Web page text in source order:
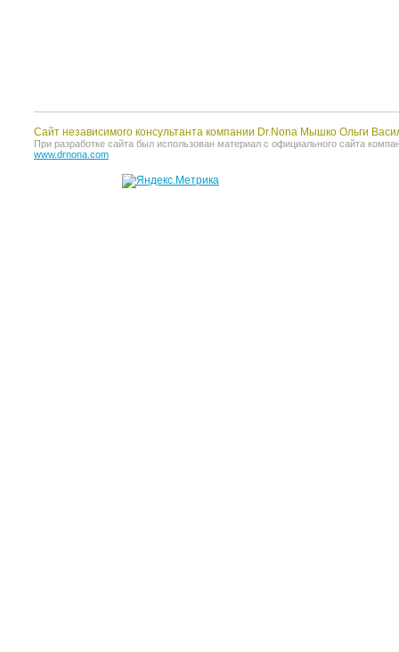
Сайт независимого консультанта компании Dr.Nona Мышко Ольги
При разработке сайта был использован материал с официального сайта
www.drnona.com